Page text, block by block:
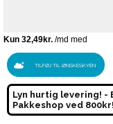
TILFØJ TIL ØNSKESKYEN
Lyn hurtig levering! -
Pakkeshop ved